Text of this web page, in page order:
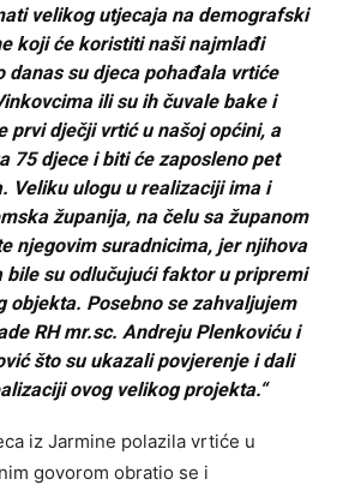
velikog utjecaja na demografski
koji će koristiti naši najmlađi
danas su djeca pohađala vrtiće
ili su ih čuvale bake i
prvi dječji vrtić u našoj općini, a
75 djece i biti će zaposleno pet
Veliku ulogu u realizaciji ima i
županija, na čelu sa županom
njegovim suradnicima, jer njihova
bile su odlučujući faktor u pripremi
objekta. Posebno se zahvaljujem
RH mr.sc. Andreju Plenkoviću i
što su ukazali povjerenje i dali
ovog velikog projekta.“
iz Jarmine polazila vrtiće u
govorom obratio se i